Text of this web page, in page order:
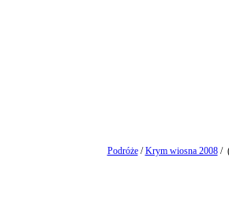
Podróże/Krym wiosna 2008/